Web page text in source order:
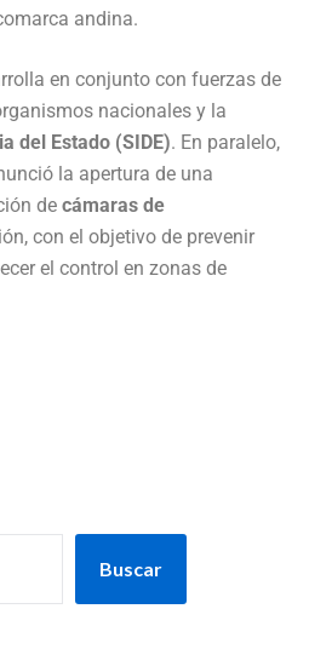
andina.
en conjunto con fuerzas de
nacionales y la
del Estado (SIDE). En paralelo,
la apertura de una
de cámaras de
con el objetivo de prevenir
el control en zonas de
Buscar